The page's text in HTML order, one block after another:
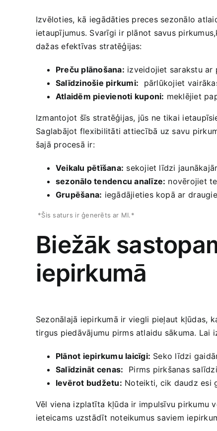
Izvēloties, kā⁤ iegādāties preces​ sezonālo
ietaupījumus. ‌Svarīgi ‌ir plānot savus
dažas ‍efektīvas stratēģijas:
Preču plānošana: izveidojiet sarakstu ar
Salīdzinošie​ pirkumi:
pārlūkojiet⁢
Atlaidēm pievienoti kuponi: meklējiet
Izmantojot šīs stratēģijas, ⁤jūs‍ ne tikai⁣
⁢Saglabājot flexibilitāti ‌attiecībā​ uz savu
šajā procesā ir:
Veikalu pētīšana: ‌sekojiet līdzi
sezonālo tendencu analīze: novērojiet
Grupēšana: iegādājieties kopā ar⁢
​ *Šis saturs ⁤ir ģenerēts ar MI.*
Biežāk
iepirkumā
Sezonālajā iepirkumā ir⁣ viegli pieļaut kļūdas,‌
tirgus piedāvājumu pirms​ atlaidu ‍sākuma. Lai
Plānot‌ iepirkumu laicīgi: Seko līdzi
Salīdzināt ⁢cenas:
Pirms⁣ pirkšanas
Ievērot ​budžetu: Noteikti,⁣ cik daudz esi
Vēl viena izplatīta kļūda ir impulsīvu‌ pirkumu
ieteicams⁤ uzstādīt noteikumus saviem